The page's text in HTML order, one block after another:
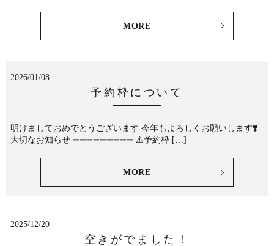
MORE
2026/01/08
予約枠について
明けましておめでとうございます 今年もよろしくお願いします❣️
大切なお知らせ ➖➖➖➖➖➖➖➖➖ ⚠️予約枠 […]
MORE
2025/12/20
空きがでました！